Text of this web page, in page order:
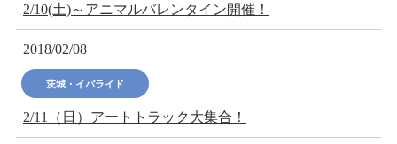
2/10(土)～アニマルバレンタイン開催！
2018/02/08
茨城・イバライド
2/11（日）アートトラック大集合！